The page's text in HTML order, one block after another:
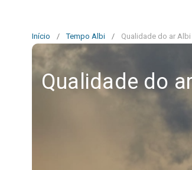
Início / Tempo Albi / Qualidade do ar Albi
Qualidade do